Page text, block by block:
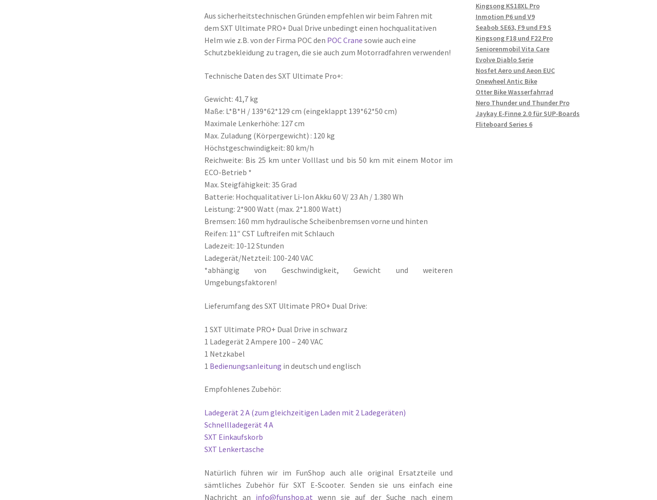
Aus sicherheitstechnischen Gründen empfehlen wir beim Fahren mit
dem SXT Ultimate PRO+ Dual Drive unbedingt einen hochqualitativen
Helm wie z.B. von der Firma POC den POC Crane sowie auch eine
Schutzbekleidung zu tragen, die sie auch zum Motorradfahren verwenden!
Technische Daten des SXT Ultimate Pro+:
Gewicht: 41,7 kg
Maße: L*B*H / 139*62*129 cm (eingeklappt 139*62*50 cm)
Maximale Lenkerhöhe: 127 cm
Max. Zuladung (Körpergewicht) : 120 kg
Höchstgeschwindigkeit: 80 km/h
Reichweite: Bis 25 km unter Volllast und bis 50 km mit einem Motor im
ECO-Betrieb *
Max. Steigfähigkeit: 35 Grad
Batterie: Hochqualitativer Li-Ion Akku 60 V/ 23 Ah / 1.380 Wh
Leistung: 2*900 Watt (max. 2*1.800 Watt)
Bremsen: 160 mm hydraulische Scheibenbremsen vorne und hinten
Reifen: 11″ CST Luftreifen mit Schlauch
Ladezeit: 10-12 Stunden
Ladegerät/Netzteil: 100-240 VAC
*abhängig von Geschwindigkeit, Gewicht und weiteren
Umgebungsfaktoren!
Lieferumfang des SXT Ultimate PRO+ Dual Drive:
1 SXT Ultimate PRO+ Dual Drive in schwarz
1 Ladegerät 2 Ampere 100 – 240 VAC
1 Netzkabel
1 Bedienungsanleitung in deutsch und englisch
Empfohlenes Zubehör:
Ladegerät 2 A (zum gleichzeitigen Laden mit 2 Ladegeräten)
Schnellladegerät 4 A
SXT Einkaufskorb
SXT Lenkertasche
Natürlich führen wir im FunShop auch alle original Ersatzteile und
sämtliches Zubehör für SXT E-Scooter. Senden sie uns einfach eine
Nachricht an info@funshop.at wenn sie auf der Suche nach einem
Kingsong KS18XL Pro
Inmotion P6 und V9
Seabob SE63, F9 und F9 S
Kingsong F18 und F22 Pro
Seniorenmobil Vita Care
Evolve Diablo Serie
Nosfet Aero und Aeon EUC
Onewheel Antic Bike
Otter Bike Wasserfahrrad
Nero Thunder und Thunder Pro
Jaykay E-Finne 2.0 für SUP-Boards
Fliteboard Series 6